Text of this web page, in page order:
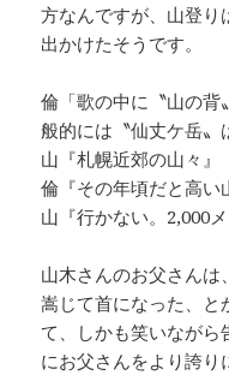
方なんですが、山登り
出かけたそうです。
倫「歌の中に〝山の背
般的には〝仙丈ケ岳〟
山『札幌近郊の山々』
倫『その年頃だと高い
山『行かない。2,000
山木さんのお父さん
嵩じて首になった、と
て、しかも笑いながら
にお父さんをより誇り